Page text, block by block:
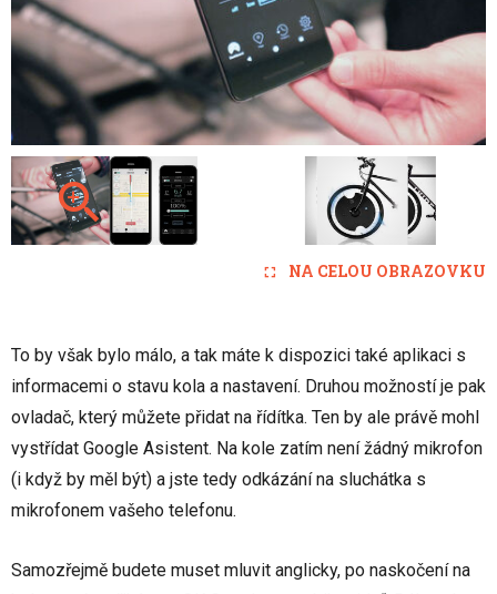
NA CELOU OBRAZOVKU
To by však bylo málo, a tak máte k dispozici také aplikaci s
informacemi o stavu kola a nastavení. Druhou možností je pak
ovladač, který můžete přidat na řídítka. Ten by ale právě mohl
vystřídat Google Asistent. Na kole zatím není žádný mikrofon
(i když by měl být) a jste tedy odkázání na sluchátka s
mikrofonem vašeho telefonu.
Samozřejmě budete muset mluvit anglicky, po naskočení na